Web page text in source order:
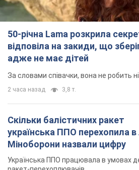
50-річна Lama розкрила
відповіла на закиди, що
адже не має дітей
За словами співачки, вона не робить
2 часа назад 3,8 т.
Скільки балістичних ракет
українська ППО перехопила в
Міноборони назвали цифру
Українська ППО працювала в умовах